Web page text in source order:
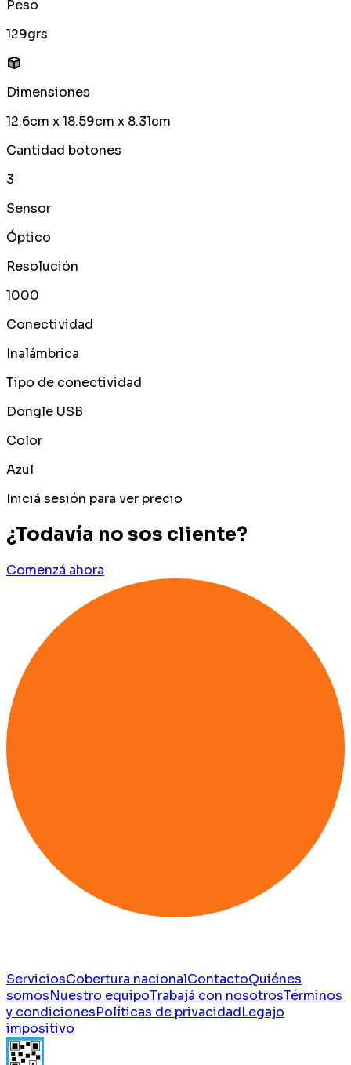
Peso
129grs
Dimensiones
12.6cm x 18.59cm x 8.31cm
Cantidad botones
3
Sensor
Óptico
Resolución
1000
Conectividad
Inalámbrica
Tipo de conectividad
Dongle USB
Color
Azul
Iniciá sesión para ver precio
¿Todavía no sos cliente?
Comenzá ahora
ServiciosCobertura nacionalContactoQuiénes
somosNuestro equipoTrabajá con nosotrosTérminos
y condicionesPolíticas de privacidadLegajo
impositivo